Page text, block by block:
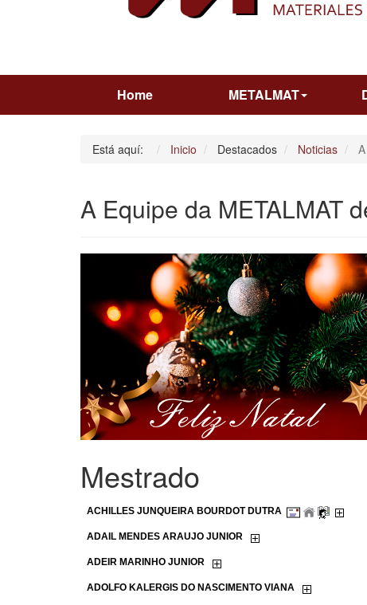
Home METALMAT
Está aquí: Inicio Destacados Noticias
A Equipe da METALMAT
Mestrado